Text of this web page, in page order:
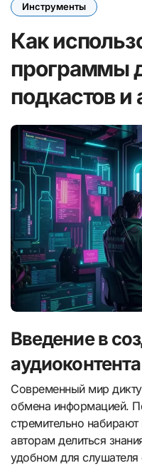
Инструменты
Как
программы
подкастов и
Введение в
аудиоконтента
Современный мир диктует новые форматы общения и
обмена информацией.
стремительно
авторам делиться
удобном для